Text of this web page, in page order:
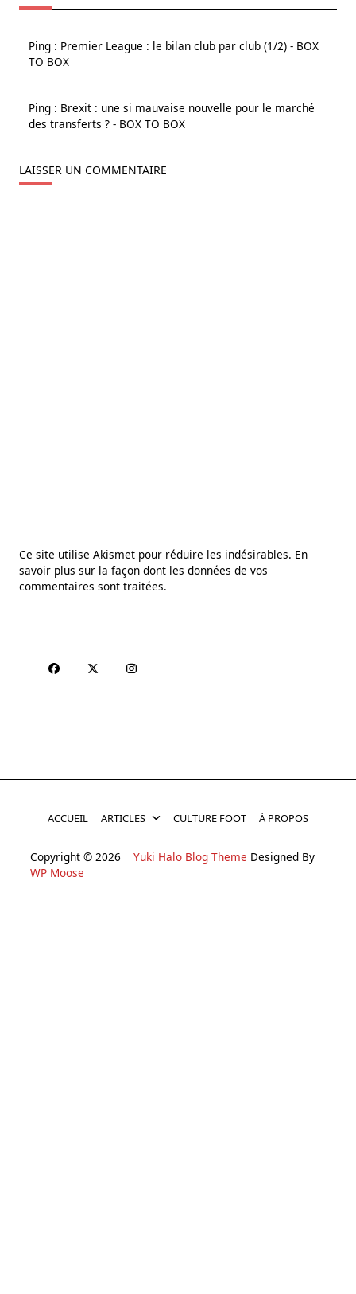
Ping : Premier League : le bilan club par club (1/2) - BOX
TO BOX
Ping : Brexit : une si mauvaise nouvelle pour le marché
des transferts ? - BOX TO BOX
LAISSER UN COMMENTAIRE
Ce site utilise Akismet pour réduire les indésirables. En
savoir plus sur la façon dont les données de vos
commentaires sont traitées.
ACCUEIL ARTICLES CULTURE FOOT À PROPOS
Copyright © 2026 Yuki Halo Blog Theme Designed By
WP Moose